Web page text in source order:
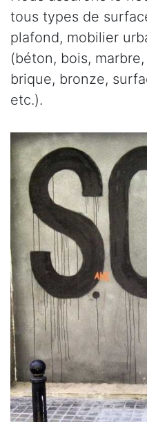
tous types de
plafond, mobilier
(béton, bois,
brique, bronze,
etc.).